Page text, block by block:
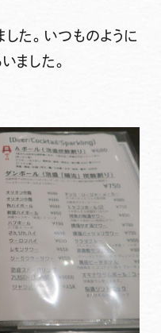
た。いつものように
ました。